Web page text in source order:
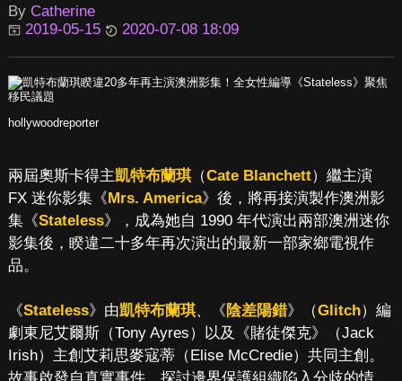
By Catherine
2019-05-15
2020-07-08 18:09
hollywoodreporter
兩屆奧斯卡得主凱特布蘭琪（Cate Blanchett）繼主演
FX 迷你影集《Mrs. America》後，將再接演製作澳洲影
集《Stateless》，成為她自 1990 年代演出兩部澳洲迷你
影集後，睽違二十多年再次演出的最新一部家鄉電視作
品。
《Stateless》由凱特布蘭琪、《陰差陽錯》（Glitch）編
劇東尼艾爾斯（Tony Ayres）以及《賭徒傑克》（Jack
Irish）主創艾莉思麥寇蒂（Elise McCredie）共同主創。